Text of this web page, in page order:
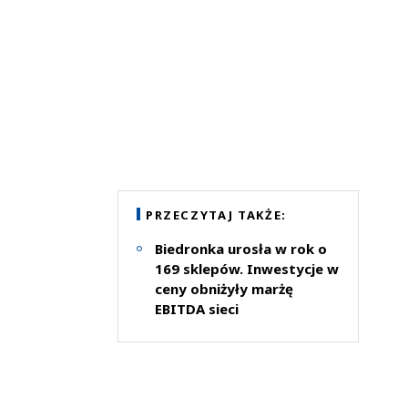
PRZECZYTAJ TAKŻE:
Biedronka urosła w rok o
169 sklepów. Inwestycje w
ceny obniżyły marżę
EBITDA sieci